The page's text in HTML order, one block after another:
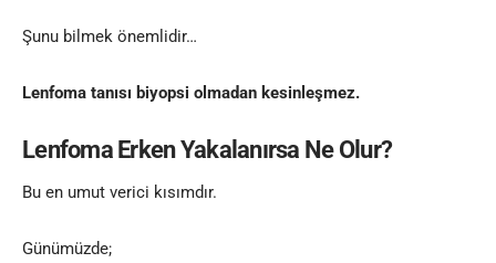
Şunu bilmek önemlidir…
Lenfoma tanısı biyopsi olmadan kesinleşmez.
Lenfoma Erken Yakalanırsa Ne Olur?
Bu en umut verici kısımdır.
Günümüzde;